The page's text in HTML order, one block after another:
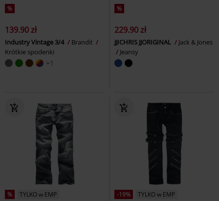
%
139.90 zł
Industry Vintage 3/4
Brandit
Krótkie spodenki
+1
%
229.90 zł
JJICHRIS JJORIGINAL
Jack & Jones
Jeansy
% TYLKO w EMP -19%
TYLKO w EMP